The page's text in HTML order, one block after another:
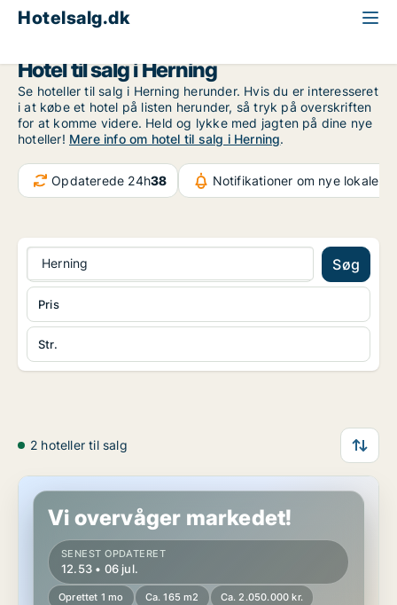
Hotelsalg.dk
Hotel til salg i Herning
Se hoteller til salg i Herning herunder. Hvis du er interesseret
i at købe et hotel på listen herunder, så tryk på overskriften
for at komme videre. Held og lykke med jagten på dine nye
hoteller! Mere info om hotel til salg i Herning.
Opdaterede 24h38 Notifikationer om nye lokaler
Herning Søg
Str.
Pris
2 hoteller til salg
Hotelejendom i Herning
Vi overvåger markedet!
SENEST OPDATERET
12.53 • 06 jul.
Oprettet 1 mo Ca. 165 m2 Ca. 2.050.000 kr.